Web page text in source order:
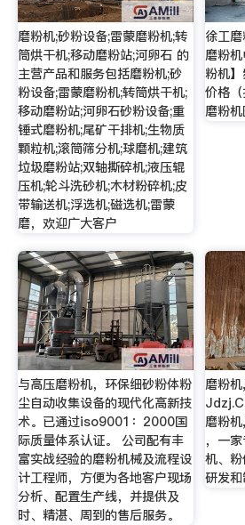
磨粉机;砂粉设备;雷蒙磨粉机;转
筒烘干机;移动磨粉站;河卵石 的
主营产品和服务包括磨粉机;砂
粉设备;雷蒙磨粉机;转筒烘干机;
移动磨粉站;河卵石砂粉设备;重
锤式磨粉机;尾矿干排机;生物质
颗粒机;滚筒筛分机;球磨机;建筑
垃圾磨粉站;双轴撕碎机;液压辊
压机;轮斗洗砂机;木材粉碎机;皮
带输送机;浮选机;磁选机;雷蒙
磨，欢迎广大客户
徐工
磨粉
粉机
价格
磨粉
与高压磨粉机，环保细砂粉体粉
尘自动收集设备的现代化高新技
术。已通过iso9001：2000国
际质量体系认证。 公司配有丰
富实战经验的磨粉机械及流程设
计工程师，方便为各地客户现场
分析、配置生产线，并提供及
时、精湛、周到的售后服务。
磨粉
磨粉
，一
机、
研发和